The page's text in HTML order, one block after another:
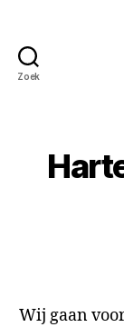
Zoek
Wij gaan